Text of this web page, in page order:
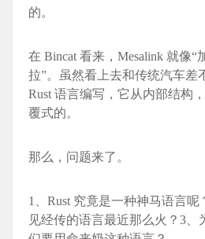
的。
在 Bincat 看来，Mesalink 就像“
拉”。虽然看上去和传统汽车差
Rust 语言编写，它从内部结构
覆式的。
那么，问题来了。
1、Rust 究竟是一种神马语言
见经传的语言最近那么火？3